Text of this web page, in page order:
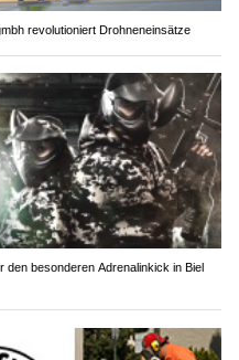
revolutioniert Drohneneinsätze
den besonderen Adrenalinkick in Biel